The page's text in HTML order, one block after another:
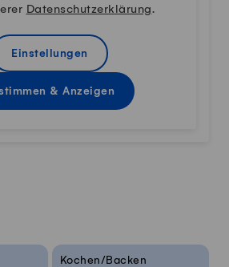
Datenschutzerklärung.
Einstellungen
& Anzeigen
Kochen/Backen